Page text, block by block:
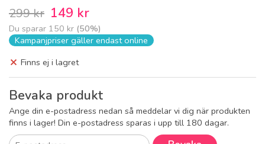
299 kr 149 kr
Du sparar 150 kr (50%)
Kampanjpriser gäller endast online
Finns ej i lagret
Bevaka produkt
Ange din e-postadress nedan så meddelar vi dig när produkten
finns i lager! Din e-postadress sparas i upp till 180 dagar.